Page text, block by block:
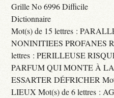
Grille No 6996 Difficile
Dictionnaire
Mot(s) de 15 lettres :
NONINITIEES PROFANES
lettres : PERILLEUSE
PARFUM QUI MONTE À
ESSARTER DÉFRICHER
LIEUX Mot(s) de 6 lettres :